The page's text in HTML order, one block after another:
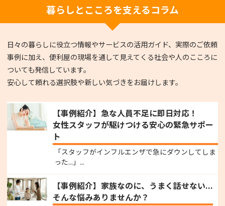
暮らしとこころを支えるコラム
日々の暮らしに役立つ情報やサービスの活用ガイド、実際のご依頼
事例に加え、便利屋の現場を通して見えてくる社会や人のこころに
ついても発信しています。
安心して頼れる選択肢や新しい気づきをお届けします。
【事例紹介】急な人員不足に即日対応！
女性スタッフが駆けつける安心の緊急サポー
ト
「スタッフがインフルエンザで急にダウンしてしま
った...」...
【事例紹介】家族なのに、うまく話せない...
そんな悩みありませんか？